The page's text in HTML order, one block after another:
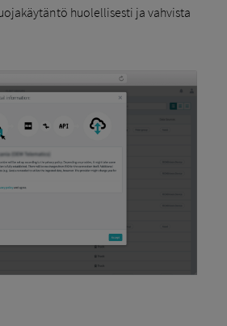
huolellisesti ja vahvista